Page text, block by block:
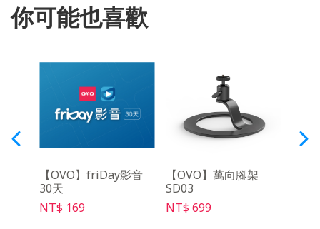
你可能也喜歡
【OVO】friDay影音
30天
NT$ 169
【OVO】萬向腳架
SD03
NT$ 699